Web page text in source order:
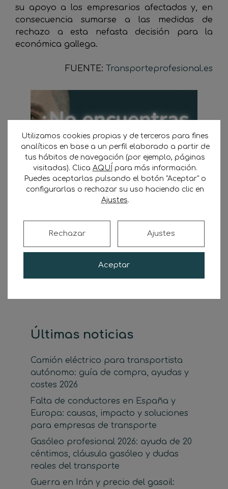
su apoyo a los empresarios afectados y, en
consecuencia sumarse a las medidas de
rechazo a esta nefasta decisión para la
económica gallega.
FUENTE: Transporteprofesional.es
Buscar
Últimas noticias
Camión eléctrico para transportista
autónomo: guía de compra, ayudas y
costes 2026
Falta de conductores en España y
Europa: causas, impacto y soluciones
para empresas de transporte
Gasóleo profesional 2026: ayuda de 20
céntimos, cláusula gasóleo y dudas
reales del transporte
Guerra en Irán y precio del gasoil:
Utilizamos cookies propias y de terceros para fines
analíticos en base a un perfil elaborado a partir de
tus hábitos de navegación (por ejemplo, páginas
visitadas). Clica AQUÍ para más información.
Puedes aceptarlas pulsando el botón "Aceptar" o
configurarlas o rechazar su uso haciendo clic en
Ajustes.
Aceptar
Rechazar Ajustes